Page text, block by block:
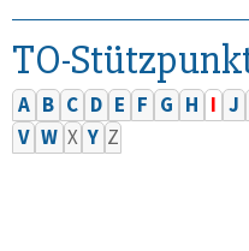
TO-
A B C D E F G H I J
V W X Y Z